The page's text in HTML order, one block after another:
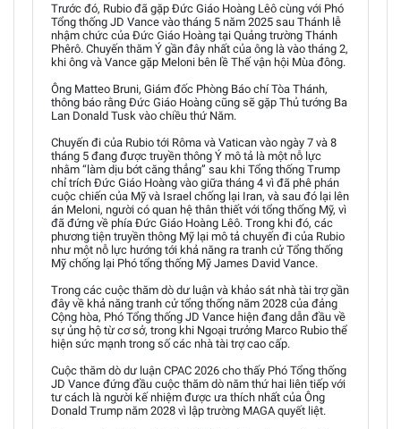
Trước đó, Rubio đã gặp Đức Giáo Hoàng Lêô cùng với Phó
Tổng thống JD Vance vào tháng 5 năm 2025 sau Thánh lễ
nhậm chức của Đức Giáo Hoàng tại Quảng trường Thánh
Phêrô. Chuyến thăm Ý gần đây nhất của ông là vào tháng 2,
khi ông và Vance gặp Meloni bên lề Thế vận hội Mùa đông.
Ông Matteo Bruni, Giám đốc Phòng Báo chí Tòa Thánh,
thông báo rằng Đức Giáo Hoàng cũng sẽ gặp Thủ tướng Ba
Lan Donald Tusk vào chiều thứ Năm.
Chuyến đi của Rubio tới Rôma và Vatican vào ngày 7 và 8
tháng 5 đang được truyền thông Ý mô tả là một nỗ lực
nhằm “làm dịu bớt căng thẳng” sau khi Tổng thống Trump
chỉ trích Đức Giáo Hoàng vào giữa tháng 4 vì đã phê phán
cuộc chiến của Mỹ và Israel chống lại Iran, và sau đó lại lên
án Meloni, người có quan hệ thân thiết với tổng thống Mỹ, vì
đã đứng về phía Đức Giáo Hoàng Lêô. Trong khi đó, các
phương tiện truyền thông Mỹ lại mô tả chuyến đi của Rubio
như một nỗ lực hướng tới khả năng ra tranh cử Tổng thống
Mỹ chống lại Phó tổng thống Mỹ James David Vance.
Trong các cuộc thăm dò dư luận và khảo sát nhà tài trợ gần
đây về khả năng tranh cử tổng thống năm 2028 của đảng
Cộng hòa, Phó Tổng thống JD Vance hiện đang dẫn đầu về
sự ủng hộ từ cơ sở, trong khi Ngoại trưởng Marco Rubio thể
hiện sức mạnh trong số các nhà tài trợ cao cấp.
Cuộc thăm dò dư luận CPAC 2026 cho thấy Phó Tổng thống
JD Vance đứng đầu cuộc thăm dò năm thứ hai liên tiếp với
tư cách là người kế nhiệm được ưa thích nhất của Ông
Donald Trump năm 2028 vì lập trường MAGA quyết liệt.